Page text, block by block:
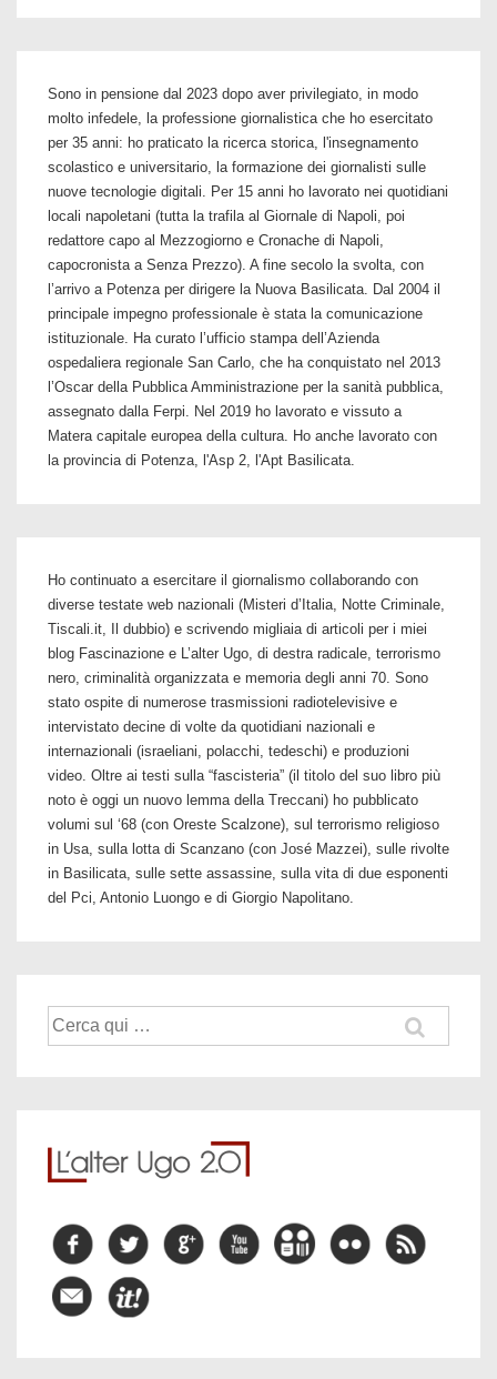
Sono in pensione dal 2023 dopo aver privilegiato, in modo
molto infedele, la professione giornalistica che ho esercitato
per 35 anni: ho praticato la ricerca storica, l'insegnamento
scolastico e universitario, la formazione dei giornalisti sulle
nuove tecnologie digitali. Per 15 anni ho lavorato nei quotidiani
locali napoletani (tutta la trafila al Giornale di Napoli, poi
redattore capo al Mezzogiorno e Cronache di Napoli,
capocronista a Senza Prezzo). A fine secolo la svolta, con
l’arrivo a Potenza per dirigere la Nuova Basilicata. Dal 2004 il
principale impegno professionale è stata la comunicazione
istituzionale. Ha curato l’ufficio stampa dell’Azienda
ospedaliera regionale San Carlo, che ha conquistato nel 2013
l’Oscar della Pubblica Amministrazione per la sanità pubblica,
assegnato dalla Ferpi. Nel 2019 ho lavorato e vissuto a
Matera capitale europea della cultura. Ho anche lavorato con
la provincia di Potenza, l'Asp 2, l'Apt Basilicata.
Ho continuato a esercitare il giornalismo collaborando con
diverse testate web nazionali (Misteri d’Italia, Notte Criminale,
Tiscali.it, Il dubbio) e scrivendo migliaia di articoli per i miei
blog Fascinazione e L’alter Ugo, di destra radicale, terrorismo
nero, criminalità organizzata e memoria degli anni 70. Sono
stato ospite di numerose trasmissioni radiotelevisive e
intervistato decine di volte da quotidiani nazionali e
internazionali (israeliani, polacchi, tedeschi) e produzioni
video. Oltre ai testi sulla “fascisteria” (il titolo del suo libro più
noto è oggi un nuovo lemma della Treccani) ho pubblicato
volumi sul ‘68 (con Oreste Scalzone), sul terrorismo religioso
in Usa, sulla lotta di Scanzano (con José Mazzei), sulle rivolte
in Basilicata, sulle sette assassine, sulla vita di due esponenti
del Pci, Antonio Luongo e di Giorgio Napolitano.
Cerca: